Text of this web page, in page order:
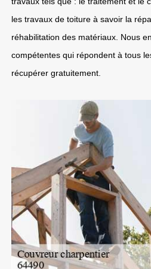
les travaux de toiture à savoir la
réhabilitation des matériaux. Nous
compétentes qui répondent à tous
récupérer gratuitement.